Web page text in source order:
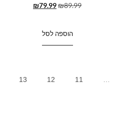
₪89.99
₪79.99
הוספה לסל
11
12
13